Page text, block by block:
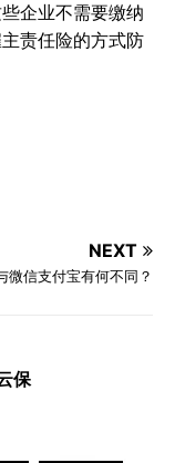
企业不需要缴纳
责任险的方式防
NEXT
微信支付宝有何不同？
保